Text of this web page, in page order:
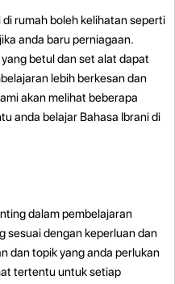
di rumah boleh kelihatan seperti
anda baru perniagaan.
betul dan set alat dapat
lebih berkesan dan
akan melihat beberapa
anda belajar Bahasa Ibrani di
dalam pembelajaran
sesuai dengan keperluan dan
dan topik yang anda perlukan
tertentu untuk setiap